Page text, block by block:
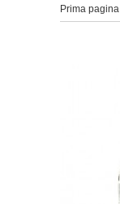
Prima pagina